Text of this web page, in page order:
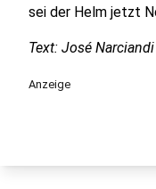
sei der Helm jetzt
Text: José Narciandi
Anzeige